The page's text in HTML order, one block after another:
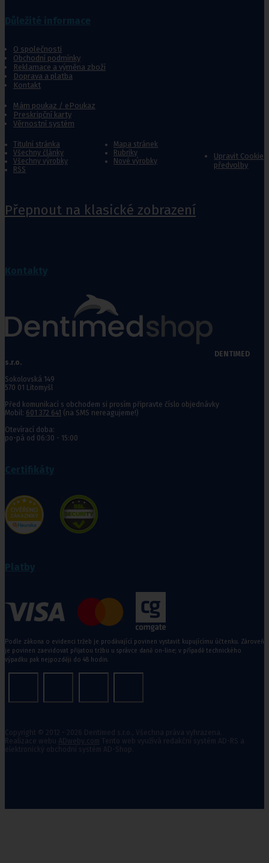
O společnosti
Obchodní podmínky
Reklamace a výměna zboží
Doprava a platba
Kontakt
Mám poukaz / ePoukaz
Preskripční karty
Věrnostní systém
Titulní stránka
Mapa stránek
Všechny články
Rubriky
Všechny výrobky
Nové výrobky
RSS
Upravit Cookie
předvolby
Přepnout na klasické zobrazení
DENTIMED
s.r.o.
Sokolovská 149
570 01 Litomyšl
Před komunikací s obchodem si prosím připravte číslo objednávky
Mobil: 601 372 641 (na SMS nereagujeme!)
Otevírací doba:
po-pá od 06:30 - 15:00
Podle zákona o evidenci tržeb je prodávající povinen vystavit kupujícímu účtenku. Zároveň
je povinen zaevidovat přijatou tržbu u správce daně on-line; v případě technického
výpadku pak nejpozději do 48 hodin.